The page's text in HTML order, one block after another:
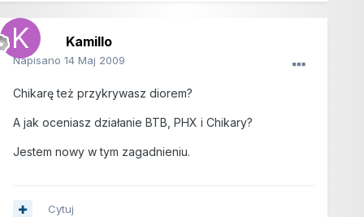
Kamillo
Napisano 14 Maj 2009
Chikarę też przykrywasz diorem?
A jak oceniasz działanie BTB, PHX i Chikary?
Jestem nowy w tym zagadnieniu.
Cytuj